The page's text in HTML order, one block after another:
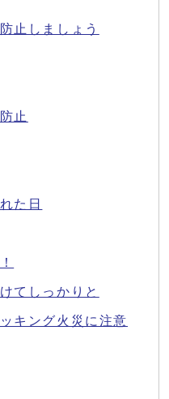
止しましょう
止
た日
てしっかりと
キング火災に注意